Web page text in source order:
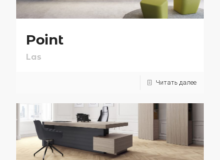
Point
Las
Читать далее